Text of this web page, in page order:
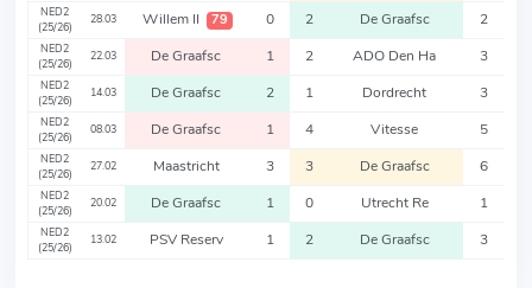
NED2
(25/26)
28.03 Willem II 79 0 2 De Graafsc 2
NED2
(25/26)
22.03 De Graafsc 1 2 ADO Den Ha 3
NED2
(25/26)
14.03 De Graafsc 2 1 Dordrecht 3
NED2
(25/26)
08.03 De Graafsc 1 4 Vitesse 5
NED2
(25/26)
27.02 Maastricht 3 3 De Graafsc 6
NED2
(25/26)
20.02 De Graafsc 1 0 Utrecht Re 1
NED2
(25/26)
13.02 PSV Reserv 1 2 De Graafsc 3